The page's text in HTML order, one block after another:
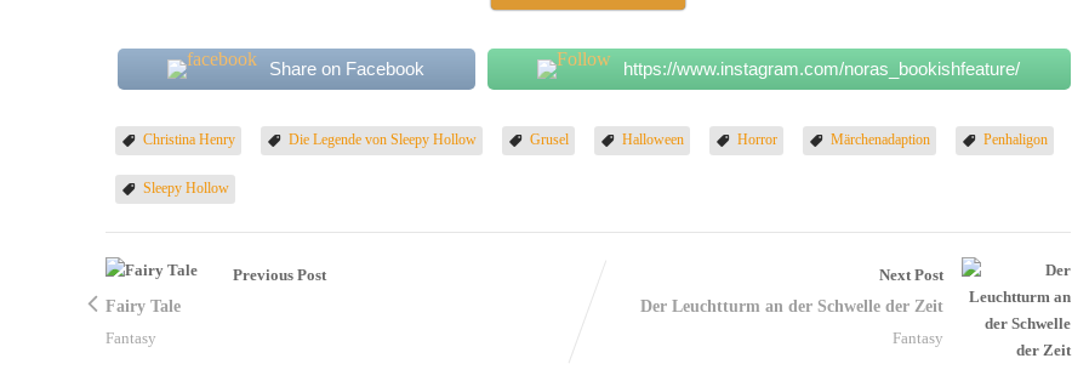
Share on Facebook https://www.instagram.com/noras_bookishfeature/
Christina Henry Die Legende von Sleepy Hollow Grusel Halloween Horror Märchenadaption Penhaligon
Sleepy Hollow
Previous Post
Fairy Tale
Fantasy
Next Post
Der Leuchtturm an der Schwelle der Zeit
Fantasy